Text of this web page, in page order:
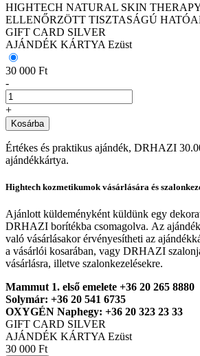
HIGHTECH NATURAL SKIN
ELLENŐRZÖTT TISZTASÁGÚ
GIFT CARD SILVER
AJÁNDÉK KÁRTYA Ezüst
30 000 Ft
-
+
Kosárba
Értékes és praktikus ajándék, DRHAZI
ajándékkártya.
Hightech kozmetikumok vásárlására és
Ajánlott küldeményként küldünk egy
DRHAZI borítékba csomagolva. Az
való vásárlásakor érvényesítheti az
a vásárlói kosarában, vagy DRHAZI
vásárlásra, illetve szalonkezelésekre.
Mammut 1. első emelete +36 20 265 8880
Solymár: +36 20 541 6735
OXYGÉN Naphegy: +36 20 323 23 33
GIFT CARD SILVER
AJÁNDÉK KÁRTYA Ezüst
30 000 Ft